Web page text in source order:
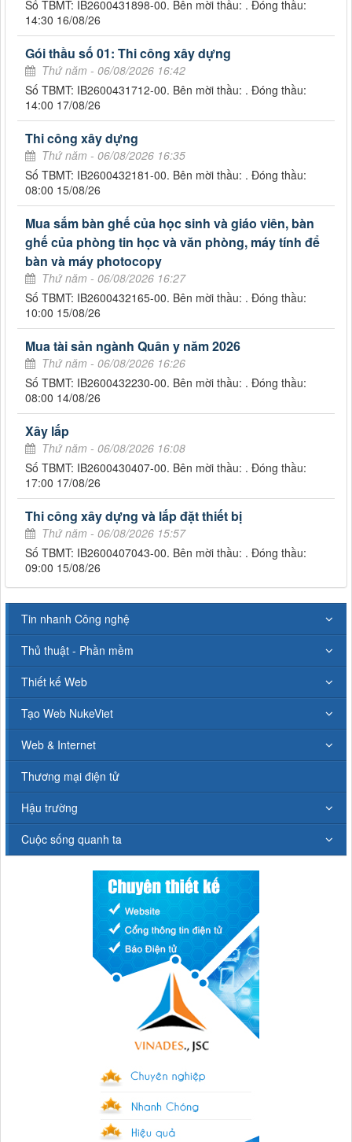
Số TBMT: IB2600431898-00. Bên mời thầu: . Đóng thầu:
14:30 16/08/26
Gói thầu số 01: Thi công xây dựng
Thứ năm - 06/08/2026 16:42
Số TBMT: IB2600431712-00. Bên mời thầu: . Đóng thầu:
14:00 17/08/26
Thi công xây dựng
Thứ năm - 06/08/2026 16:35
Số TBMT: IB2600432181-00. Bên mời thầu: . Đóng thầu:
08:00 15/08/26
Mua sắm bàn ghế của học sinh và giáo viên, bàn
ghế của phòng tin học và văn phòng, máy tính để
bàn và máy photocopy
Thứ năm - 06/08/2026 16:27
Số TBMT: IB2600432165-00. Bên mời thầu: . Đóng thầu:
10:00 15/08/26
Mua tài sản ngành Quân y năm 2026
Thứ năm - 06/08/2026 16:26
Số TBMT: IB2600432230-00. Bên mời thầu: . Đóng thầu:
08:00 14/08/26
Xây lắp
Thứ năm - 06/08/2026 16:08
Số TBMT: IB2600430407-00. Bên mời thầu: . Đóng thầu:
17:00 17/08/26
Thi công xây dựng và lắp đặt thiết bị
Thứ năm - 06/08/2026 15:57
Số TBMT: IB2600407043-00. Bên mời thầu: . Đóng thầu:
09:00 15/08/26
Tin nhanh Công nghệ
Thủ thuật - Phần mềm
Thiết kế Web
Tạo Web NukeViet
Web & Internet
Thương mại điện tử
Hậu trường
Cuộc sống quanh ta